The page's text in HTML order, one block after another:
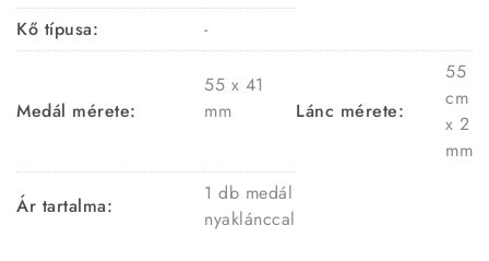
Kő típusa:
-
Medál mérete:
55 x 41
mm
Lánc mérete:
55
cm
x 2
mm
Ár tartalma:
1 db medál
nyaklánccal